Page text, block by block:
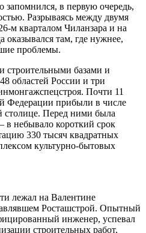
в пер­вую очередь,
Разры­ваясь между двумя
квар­талом Чиланзара и на
оказывался там, где нужнее,
проблемы.
строительными база­ми и
областей России и три
Почти 11
Федерации при­были в числе
столице. Перед ними была
в небы­вало короткий срок
330 тысяч квадратных
культурно-бытовых
лежал на Валентине
Росташстрой. Опытный
ин­женер, успевал
строительных работ,